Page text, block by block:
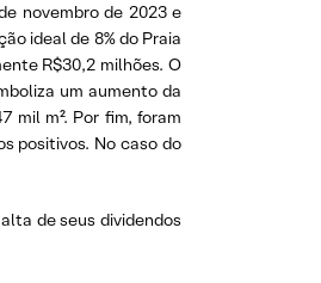
novembro de 2023 e
ideal de 8% do Praia
R$30,2 milhões. O
um aumento da
mil m². Por fim, foram
positivos. No caso do
de seus dividendos